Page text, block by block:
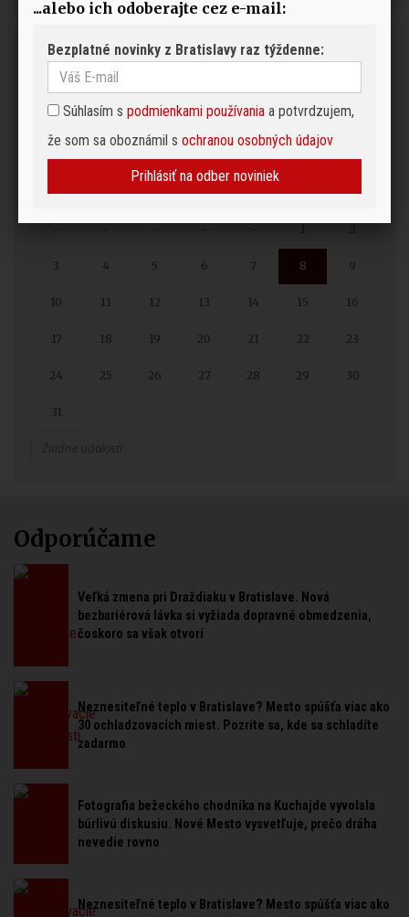
Podujatia
Pre pridanie podujatia do kalendára napíšte naredakcia@bratislavaden.sk
AUGUST, 2026
VŠETKO
2
3 4 5 6 7 8 9
10 11 12 13 14 15 16
17 18 19 20 21 22 23
24 25 26 27 28 29 30
31
Odporúčame
Veľká zmena pri Draždiaku v Bratislave. Nová
bezbariérová lávka si vyžiada dopravné obmedzenia,
čoskoro sa však otvorí
Neznesiteľné teplo v Bratislave? Mesto spúšťa viac ako
30 ochladzovacích miest. Pozrite sa, kde sa schladíte
zadarmo
Fotografia bežeckého chodníka na Kuchajde vyvolala
búrlivú diskusiu. Nové Mesto vysvetľuje, prečo dráha
nevedie rovno
Neznesiteľné teplo v Bratislave? Mesto spúšťa viac ako
...alebo ich odoberajte cez e-mail:
Bezplatné novinky z Bratislavy raz týždenne:
Súhlasím s podmienkami používania a potvrdzujem,
že som sa oboznámil s ochranou osobných údajov
Prihlásiť na odber noviniek